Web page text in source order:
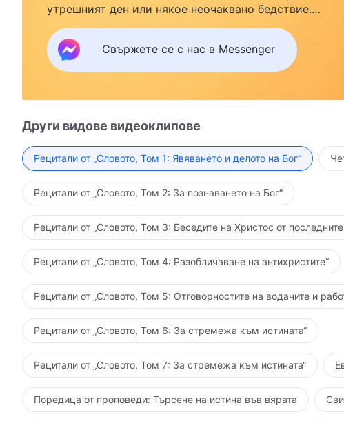
утрешният ден или някое неочаквано бедствие.
Господ със семейството си и да намерите
безопасност под Божията закрила, кликнете
върху Messenger, за да се присъедините към
Свържете се с нас в Messenger
Други видове видеоклипове
Рецитали от „Словото, Том 1: Явяването и делото на Бог“
Рецитали от „Словото, Том 2: За познаването на Бог“
Рецитали от „Словото, Том 3: Беседите на Христос от последните
Рецитали от „Словото, Том 4: Разобличаване на антихристите“
Рецитали от „Словото, Том 5: Отговорностите на водачите и
Рецитали от „Словото, Том 6: За стремежа към истината“
Рецитали от „Словото, Том 7: За стремежа към истината“
Поредица от проповеди: Търсене на истина във вярата